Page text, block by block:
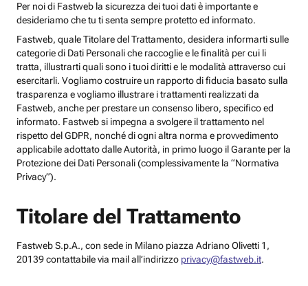
Per noi di Fastweb la sicurezza dei tuoi dati è importante e
desideriamo che tu ti senta sempre protetto ed informato.
Fastweb, quale Titolare del Trattamento, desidera informarti sulle
categorie di Dati Personali che raccoglie e le finalità per cui li
tratta, illustrarti quali sono i tuoi diritti e le modalità attraverso cui
esercitarli. Vogliamo costruire un rapporto di fiducia basato sulla
trasparenza e vogliamo illustrare i trattamenti realizzati da
Fastweb, anche per prestare un consenso libero, specifico ed
informato. Fastweb si impegna a svolgere il trattamento nel
rispetto del GDPR, nonché di ogni altra norma e provvedimento
applicabile adottato dalle Autorità, in primo luogo il Garante per la
Protezione dei Dati Personali (complessivamente la “Normativa
Privacy”).
Titolare del Trattamento
Fastweb S.p.A., con sede in Milano piazza Adriano Olivetti 1,
20139 contattabile via mail all’indirizzo privacy@fastweb.it.